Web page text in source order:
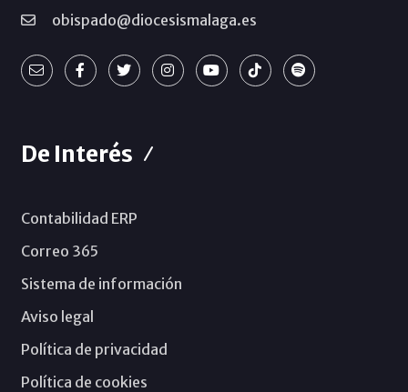
obispado@diocesismalaga.es
De Interés
Contabilidad ERP
Correo 365
Sistema de información
Aviso legal
Política de privacidad
Política de cookies